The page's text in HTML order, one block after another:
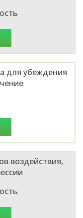
для убеждения
воздействия,